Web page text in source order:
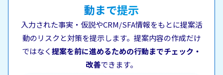
動まで提示
入力された事実・仮説やCRM/SFA情報をもとに提案活
動のリスクと対策を提示します。 提案内容の作成だけ
ではなく提案を前に進めるための行動までチェック・
改善できます。